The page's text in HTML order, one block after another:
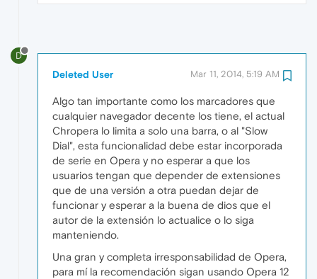
D
Deleted User Mar 11, 2014, 5:19 AM
Algo tan importante como los marcadores que
cualquier navegador decente los tiene, el actual
Chropera lo limita a solo una barra, o al "Slow
Dial", esta funcionalidad debe estar incorporada
de serie en Opera y no esperar a que los
usuarios tengan que depender de extensiones
que de una versión a otra puedan dejar de
funcionar y esperar a la buena de dios que el
autor de la extensión lo actualice o lo siga
manteniendo.
Una gran y completa irresponsabilidad de Opera,
para mí la recomendación sigan usando Opera 12